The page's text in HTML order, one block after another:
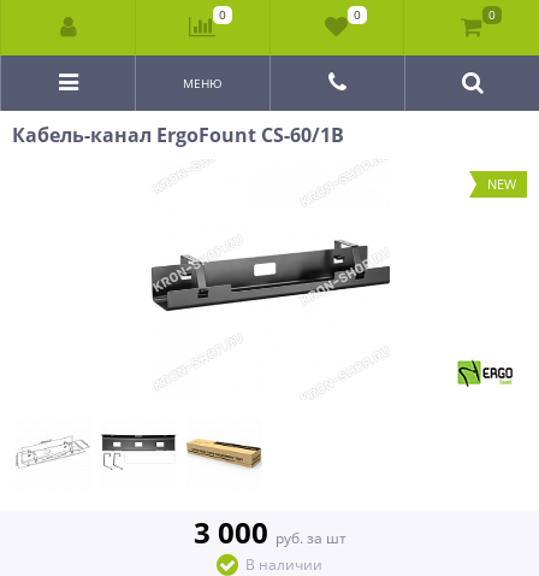
МЕНЮ
Кабель-канал ErgoFount CS-60/1B
NEW
3 000 руб. за шт
В наличии
0 0 0